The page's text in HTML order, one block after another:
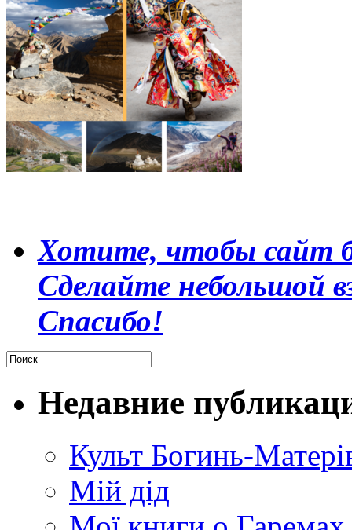
Хотите, чтобы сайт
Сделайте небольшой
Спасибо!
Недавние
Культ Богинь-
Мій дід